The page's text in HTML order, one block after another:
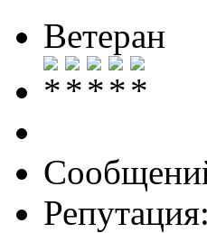
Ветеран